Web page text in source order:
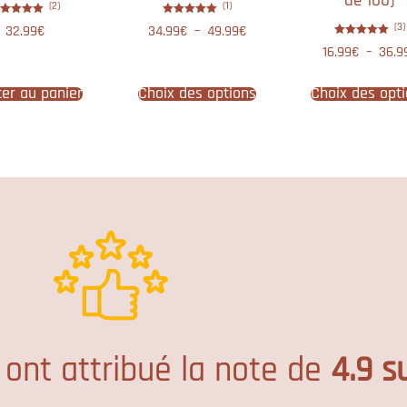
5.00
(2)
32.99€
au panier
5.00
(1)
34.99€ – 49.99€
Choix des options
5.00
(3)
16.99€ –
Choix des
ont attribué la note de 4.9